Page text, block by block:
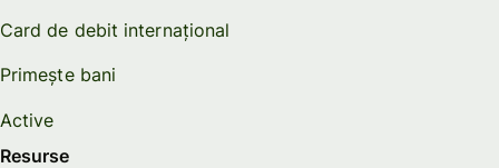
Card de debit internațional
Primește bani
Active
Resurse